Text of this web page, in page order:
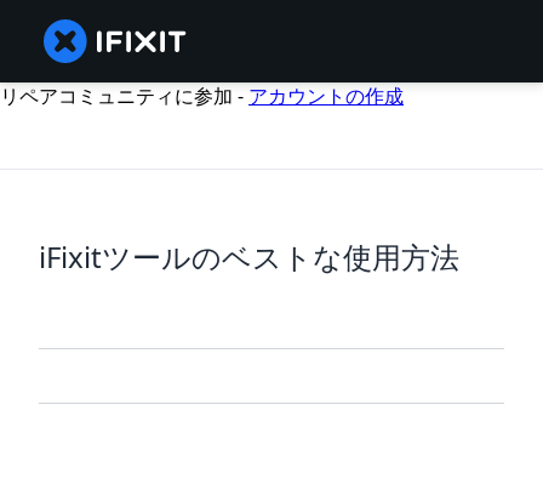
リペアコミュニティに参加 - アカウントの作成
iFixitツールのベストな使用方法